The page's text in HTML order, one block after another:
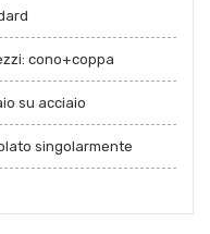
cono+coppa
su acciaio
singolarmente